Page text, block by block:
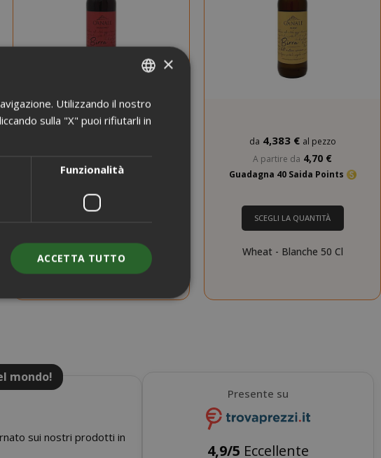
A partire da 4,70 €
Guadagna 40 Saida Points
Double Malt - Dubbel 50 Cl
da 4,383 € al pezzo
A partire da 4,70 €
Guadagna 40 Saida Points
SCEGLI LA QUANTITÀ
Wheat - Blanche 50 Cl
mondo!
sui nostri prodotti in
Presente su
4,9/5 Eccellente
ITALIAN
ENGLISH
×
Utilizzando il nostro
sulla "X" puoi rifiutarli in
Funzionalità
ACCETTA TUTTO
correttamente senza i cookie
1 anno
Questo è un
nome di cookie